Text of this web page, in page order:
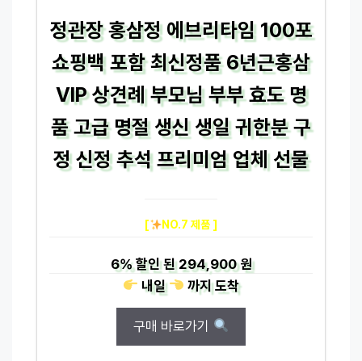
정관장 홍삼정 에브리타임 100포
쇼핑백 포함 최신정품 6년근홍삼
VIP 상견례 부모님 부부 효도 명
품 고급 명절 생신 생일 귀한분 구
정 신정 추석 프리미엄 업체 선물
[ NO.7 제품 ]
6%할인 된294,900 원
내일
까지도착
구매 바로가기